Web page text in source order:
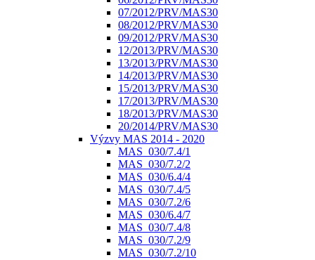
07/2012/PRV/MAS30
08/2012/PRV/MAS30
09/2012/PRV/MAS30
12/2013/PRV/MAS30
13/2013/PRV/MAS30
14/2013/PRV/MAS30
15/2013/PRV/MAS30
17/2013/PRV/MAS30
18/2013/PRV/MAS30
20/2014/PRV/MAS30
Výzvy MAS 2014 - 2020
MAS_030/7.4/1
MAS_030/7.2/2
MAS_030/6.4/4
MAS_030/7.4/5
MAS_030/7.2/6
MAS_030/6.4/7
MAS_030/7.4/8
MAS_030/7.2/9
MAS_030/7.2/10